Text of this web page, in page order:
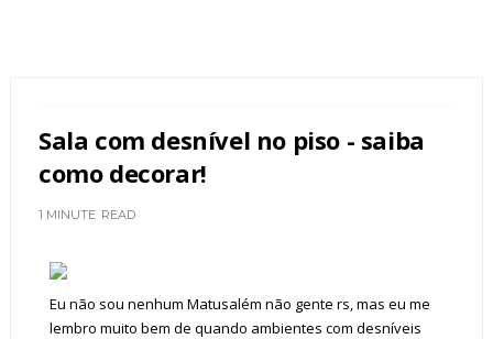
Sala com desnível no piso - saiba
como decorar!
1 MINUTE READ
Eu não sou nenhum Matusalém não gente rs, mas eu me
lembro muito bem de quando ambientes com desníveis